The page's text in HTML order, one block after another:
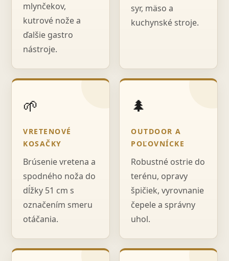
mlynčekov,
kutrové nože a
ďalšie gastro
nástroje.
syr, mäso a
kuchynské stroje.
🌱
VRETENOVÉ
KOSAČKY
Brúsenie vretena a
spodného noža do
dĺžky 51 cm s
označením smeru
otáčania.
🌲
OUTDOOR A
POĽOVNÍCKE
Robustné ostrie do
terénu, opravy
špičiek, vyrovnanie
čepele a správny
uhol.